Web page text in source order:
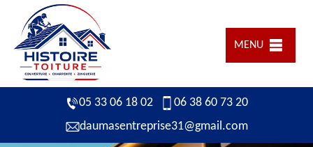
MENU
05 33 06 18 02
06 38 60 73 20
daumasentreprise31@gmail.com